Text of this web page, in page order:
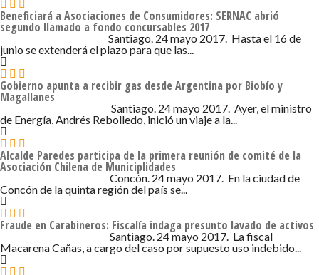
Beneficiará a Asociaciones de Consumidores: SERNAC abrió
segundo llamado a fondo concursables 2017
24 DE MAYO DE 2017 - 2:05
Santiago. 24 mayo 2017. Hasta el 16 de
junio se extenderá el plazo para que las...
Gobierno apunta a recibir gas desde Argentina por Biobío y
Magallanes
24 DE MAYO DE 2017 - 12:05
Santiago. 24 mayo 2017. Ayer, el ministro
de Energía, Andrés Rebolledo, inició un viaje a la...
Alcalde Paredes participa de la primera reunión de comité de la
Asociación Chilena de Municiplidades
Concón. 24 mayo 2017. En la ciudad de
Concón de la quinta región del país se...
Fraude en Carabineros: Fiscalía indaga presunto lavado de activos
Santiago. 24 mayo 2017. La fiscal
Macarena Cañas, a cargo del caso por supuesto uso indebido...